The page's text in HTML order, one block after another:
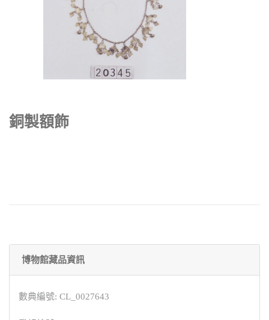
銅製額飾
博物館藏品資訊
數典編號: CL_0027643